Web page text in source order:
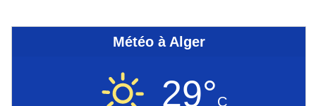
Météo à Alger
29°C